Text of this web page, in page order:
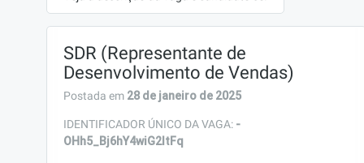
SDR (Representante de
Desenvolvimento de Vendas)
Postada em 28 de janeiro de 2025
IDENTIFICADOR ÚNICO DA VAGA: -
OHh5_Bj6hY4wiG2ltFq